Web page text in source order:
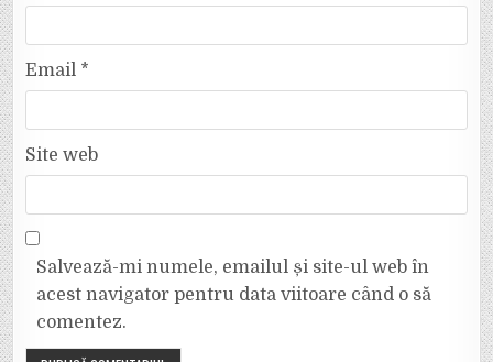
Email *
Site web
Salvează-mi numele, emailul și site-ul web în
acest navigator pentru data viitoare când o să
comentez.